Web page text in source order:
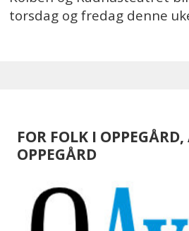
torsdag og fredag denne
FOR FOLK I
OPPEGÅRD